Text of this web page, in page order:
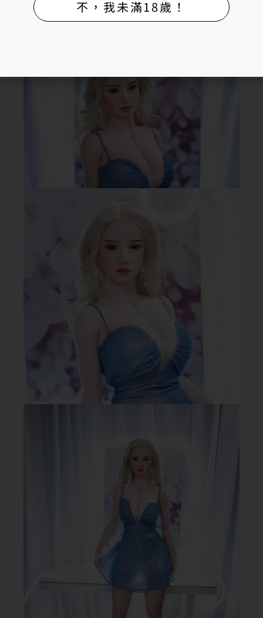
不，我未滿18歲！